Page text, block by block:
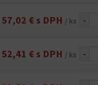
57,02 € s DPH / ks -
52,41 € s DPH / ks -